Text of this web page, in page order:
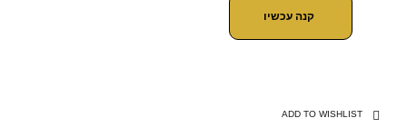
קנה עכשיו
ADD TO WISHLIST